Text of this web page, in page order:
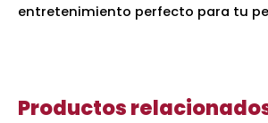
entretenimiento perfecto para tu
Productos